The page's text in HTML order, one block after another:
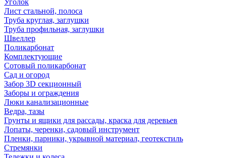
Уголок
Лист стальной, полоса
Труба круглая, заглушки
Труба профильная, заглушки
Швеллер
Поликарбонат
Комплектующие
Сотовый поликарбонат
Сад и огород
Забор 3D секционный
Заборы и ограждения
Люки канализационные
Ведра, тазы
Грунты и ящики для рассады, краска для деревьев
Лопаты, черенки, садовый инструмент
Пленки, парники, укрывной материал, геотекстиль
Стремянки